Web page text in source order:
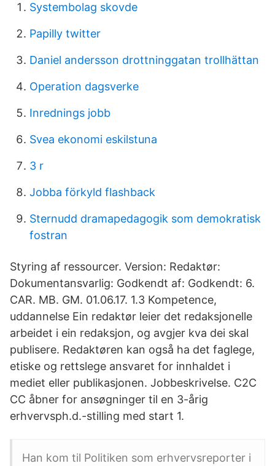
Systembolag skovde
Papilly twitter
Daniel andersson drottninggatan trollhättan
Operation dagsverke
Inrednings jobb
Svea ekonomi eskilstuna
3 r
Jobba förkyld flashback
Sternudd dramapedagogik som demokratisk
fostran
Styring af ressourcer. Version: Redaktør:
Dokumentansvarlig: Godkendt af: Godkendt: 6.
CAR. MB. GM. 01.06.17. 1.3 Kompetence,
uddannelse Ein redaktør leier det redaksjonelle
arbeidet i ein redaksjon, og avgjer kva dei skal
publisere. Redaktøren kan også ha det faglege,
etiske og rettslege ansvaret for innhaldet i
mediet eller publikasjonen. Jobbeskrivelse. C2C
CC åbner for ansøgninger til en 3-årig
erhvervsph.d.-stilling med start 1.
Han kom til Politiken som erhvervsreporter i